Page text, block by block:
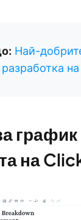
Най-
график
на